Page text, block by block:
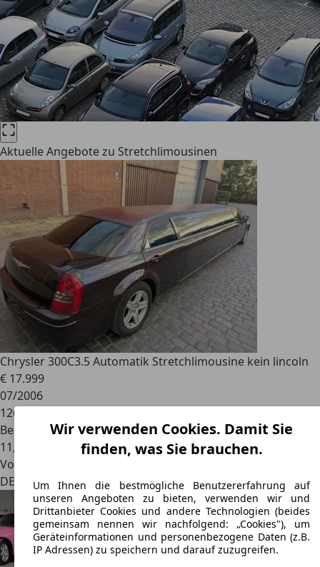
Aktuelle Angebote zu Stretchlimousinen
Chrysler 300C3.5 Automatik Stretchlimousine kein lincoln
€ 17.999
07/2006
126.006 km
Benzin
11,1 l/100 km (komb.)
Von privat
DE 47269 Duisburg
Wir verwenden Cookies. Damit Sie
finden, was Sie brauchen.
Um Ihnen die bestmögliche Benutzererfahrung auf
unseren Angeboten zu bieten, verwenden wir und
Drittanbieter Cookies und andere Technologien (beides
gemeinsam nennen wir nachfolgend: „Cookies"), um
Geräteinformationen und personenbezogene Daten (z.B.
IP Adressen) zu speichern und darauf zuzugreifen.